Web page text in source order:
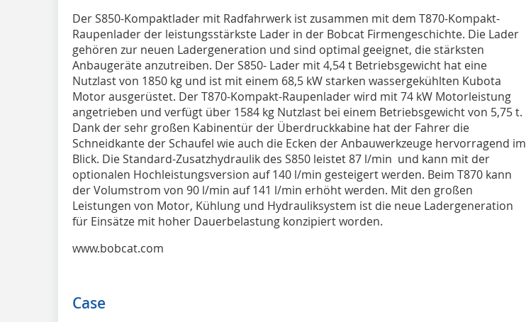
Der S850-Kompaktlader mit Radfahrwerk ist zusammen mit dem T870-Kompakt-
Raupenlader der leistungsstärkste Lader in der Bobcat Firmengeschichte. Die Lader
gehören zur neuen Ladergeneration und sind optimal geeignet, die stärksten
Anbaugeräte anzutreiben. Der S850- Lader mit 4,54 t Betriebsgewicht hat eine
Nutzlast von 1850 kg und ist mit einem 68,5 kW starken wassergekühlten Kubota
Motor ausgerüstet. Der T870-Kompakt-Raupenlader wird mit 74 kW Motorleistung
angetrieben und verfügt über 1584 kg Nutzlast bei einem Betriebsgewicht von 5,75 t.
Dank der sehr großen Kabinentür der Überdruckkabine hat der Fahrer die
Schneidkante der Schaufel wie auch die Ecken der Anbauwerkzeuge hervorragend im
Blick. Die Standard-Zusatzhydraulik des S850 leistet 87 l/min und kann mit der
optionalen Hochleistungsversion auf 140 l/min gesteigert werden. Beim T870 kann
der Volumstrom von 90 l/min auf 141 l/min erhöht werden. Mit den großen
Leistungen von Motor, Kühlung und Hydrauliksystem ist die neue Ladergeneration
für Einsätze mit hoher Dauerbelastung konzipiert worden.
www.bobcat.com
Case